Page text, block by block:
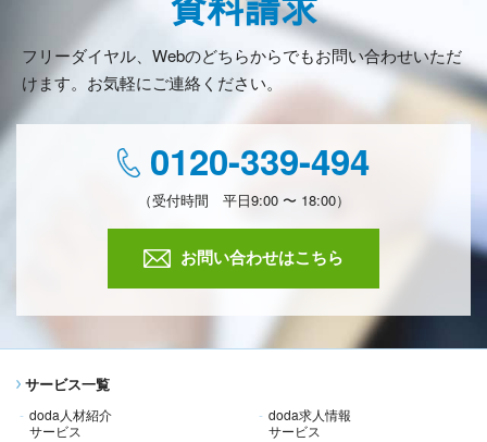
フリーダイヤル、Webのどちらからでもお問い合わせいただ
けます。お気軽にご連絡ください。
0120-339-494
（受付時間 平日9:00 〜 18:00）
お問い合わせはこちら
サービス一覧
doda人材紹介
サービス
doda求人情報
サービス